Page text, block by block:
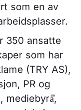
som en av
350 ansatte
som har
(TRY AS),
PR og
mediebyrå̊,